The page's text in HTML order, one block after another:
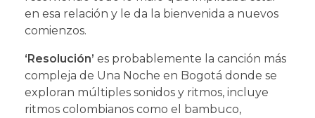
en esa relación y le da la bienvenida a nuevos
comienzos.
‘Resolución’ es probablemente la canción más
compleja de Una Noche en Bogotá donde se
exploran múltiples sonidos y ritmos, incluye
ritmos colombianos como el bambuco,